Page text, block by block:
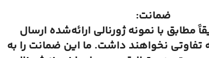
ضمانت:
مطابق با نمونه ژورنالی ارائه‌شده ارسال
نخواهند داشت. ما این ضمانت را به